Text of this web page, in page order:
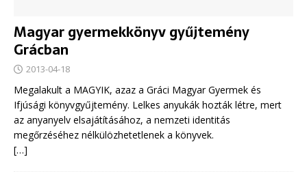
Magyar gyermekkönyv gyűjtemény
Grácban
2013-04-18
Megalakult a MAGYIK, azaz a Gráci Magyar Gyermek és
Ifjúsági könyvgyűjtemény. Lelkes anyukák hozták létre, mert
az anyanyelv elsajátításához, a nemzeti identitás
megőrzéséhez nélkülözhetetlenek a könyvek.
[…]